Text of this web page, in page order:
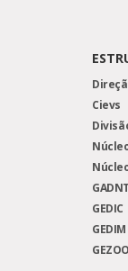
Cievs
GADNT
GEDIC
GEDIM
GEZOO